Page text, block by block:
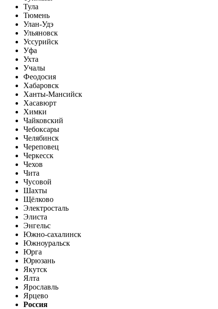
Тула
Тюмень
Улан-Удэ
Ульяновск
Уссурийск
Уфа
Ухта
Учалы
Феодосия
Хабаровск
Ханты-Мансийск
Хасавюрт
Химки
Чайковский
Чебоксары
Челябинск
Череповец
Черкесск
Чехов
Чита
Чусовой
Шахты
Щёлково
Электросталь
Элиста
Энгельс
Южно-сахалинск
Южноуральск
Юрга
Юрюзань
Якутск
Ялта
Ярославль
Ярцево
Россия